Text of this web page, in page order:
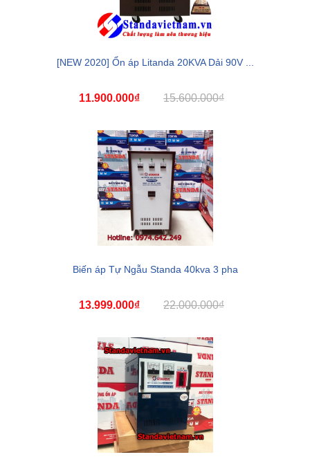
[NEW 2020] Ổn áp Litanda 20KVA Dải 90V ...
11.900.000₫ 15.600.000₫
Biến áp Tự Ngẫu Standa 40kva 3 pha
13.999.000₫ 22.000.000₫